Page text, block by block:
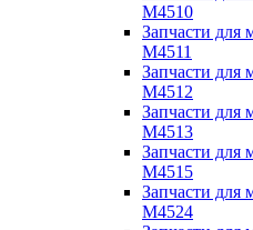
M4510
Запчасти для
M4511
Запчасти для
M4512
Запчасти для
M4513
Запчасти для
M4515
Запчасти для
M4524